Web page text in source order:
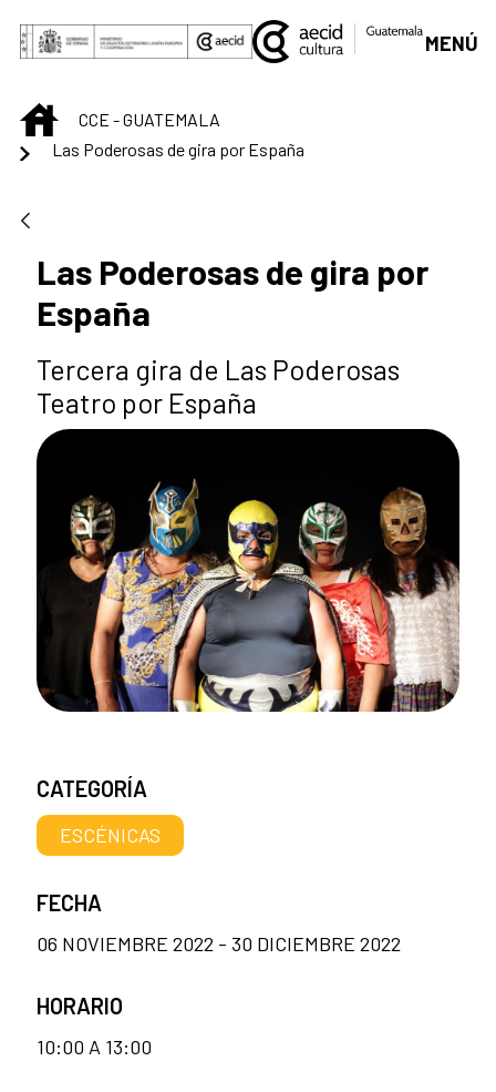
Saltar al contenido principal
MENÚ
INICIOCCE - GUATEMALA
Las Poderosas de gira por España
Las Poderosas de gira por
España
Tercera gira de Las Poderosas
Teatro por España
CATEGORÍA
ESCÉNICAS
FECHA
06 NOVIEMBRE 2022 - 30 DICIEMBRE 2022
HORARIO
10:00 A 13:00